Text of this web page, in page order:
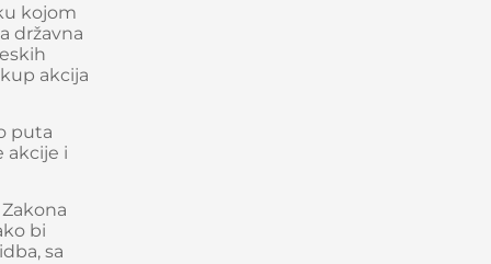
kojom
državna
akcija
puta
akcije i
bi
sa